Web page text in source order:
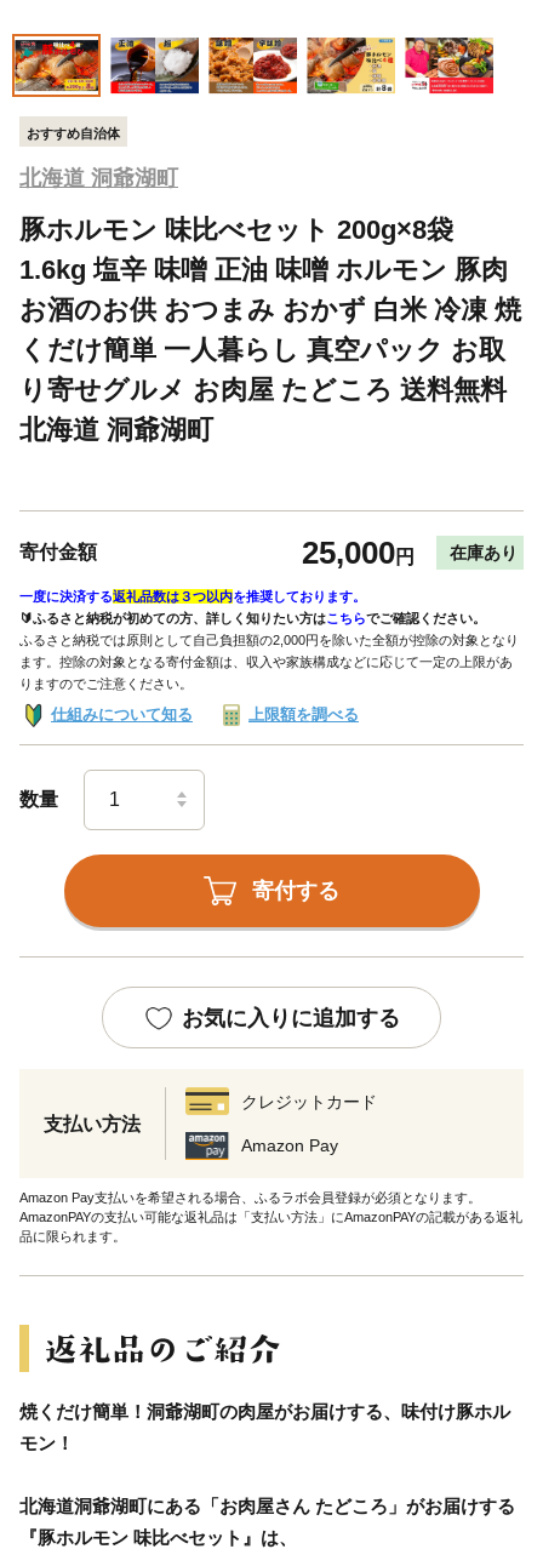
おすすめ自治体
北海道 洞爺湖町
豚ホルモン 味比べセット 200g×8袋
1.6kg 塩辛 味噌 正油 味噌 ホルモン 豚肉
お酒のお供 おつまみ おかず 白米 冷凍 焼
くだけ簡単 一人暮らし 真空パック お取
り寄せグルメ お肉屋 たどころ 送料無料
北海道 洞爺湖町
寄付金額 25,000円 在庫あり
一度に決済する返礼品数は３つ以内を推奨しております。
🔰ふるさと納税が初めての方、詳しく知りたい方はこちらでご確認ください。
ふるさと納税では原則として自己負担額の2,000円を除いた全額が控除の対象となり
ます。控除の対象となる寄付金額は、収入や家族構成などに応じて一定の上限があ
りますのでご注意ください。
仕組みについて知る 上限額を調べる
数量
寄付する
お気に入りに追加する
支払い方法
クレジットカード
Amazon Pay
Amazon Pay支払いを希望される場合、ふるラボ会員登録が必須となります。
AmazonPAYの支払い可能な返礼品は「支払い方法」にAmazonPAYの記載がある返礼
品に限られます。
焼くだけ簡単！洞爺湖町の肉屋がお届けする、味付け豚ホル
モン！
北海道洞爺湖町にある「お肉屋さん たどころ」がお届けする
『豚ホルモン 味比べセット』は、